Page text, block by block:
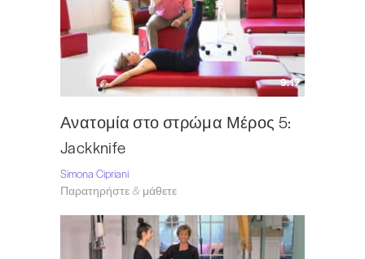
9:17
Ανατομία στο στρώμα Μέρος 5:
Jackknife
Simona Cipriani
Παρατηρήστε & μάθετε